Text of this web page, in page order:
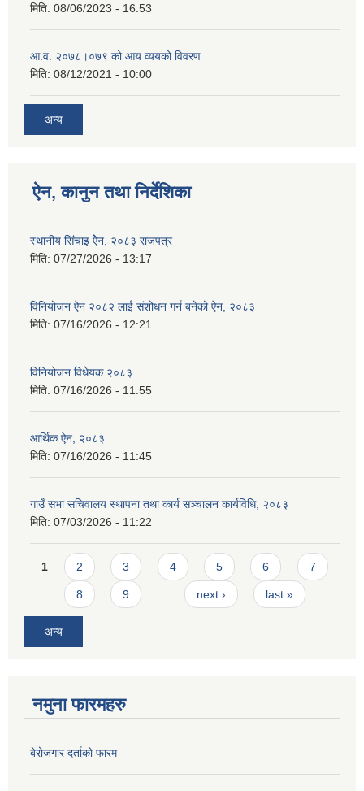
मिति: 08/06/2023 - 16:53
आ.व. २०७८।०७९ को आय व्ययको विवरण
मिति: 08/12/2021 - 10:00
अन्य
ऐन, कानुन तथा निर्देशिका
स्थानीय सिंचाइ ऐेन, २०८३ राजपत्र
मिति: 07/27/2026 - 13:17
विनियोजन ऐन २०८२ लाई संशोधन गर्न बनेको ऐन, २०८३
मिति: 07/16/2026 - 12:21
विनियोजन विधेयक २०८३
मिति: 07/16/2026 - 11:55
आर्थिक ऐन, २०८३
मिति: 07/16/2026 - 11:45
गाउँ सभा सचिवालय स्थापना तथा कार्य सञ्चालन कार्यविधि, २०८३
मिति: 07/03/2026 - 11:22
Pages
1 2 3 4 5 6 7
8 9 next › last »
अन्य
नमुना फारमहरु
बेरोजगार दर्ताको फारम